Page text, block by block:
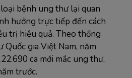
bệnh ung thư lại quan
hưởng trực tiếp đến cách
trị hiệu quả. Theo thống
Quốc gia Việt Nam, năm
ca mới mắc ung thư,
trước.